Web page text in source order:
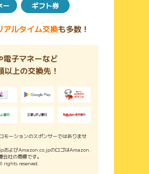
ー
ギフト券
アルタイム交換も多数！
電子マネーなど
以上の交換先！
モーションのスポンサーではありませ
よびAmazon.co.jpのロゴはAmazon.
社の商標です。
reserved.